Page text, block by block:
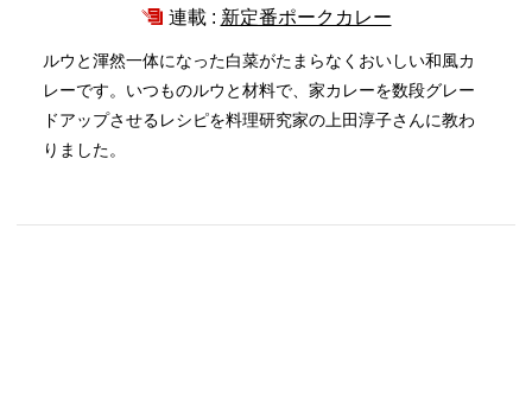
連載 : 新定番ポークカレー
ルウと渾然一体になった白菜がたまらなくおいしい和風カ
レーです。いつものルウと材料で、家カレーを数段グレー
ドアップさせるレシピを料理研究家の上田淳子さんに教わ
りました。